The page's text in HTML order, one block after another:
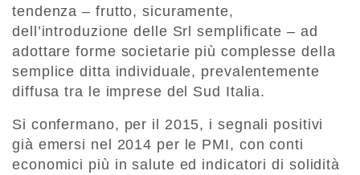
tendenza – frutto, sicuramente,
dell’introduzione delle Srl semplificate – ad
adottare forme societarie più complesse della
semplice ditta individuale, prevalentemente
diffusa tra le imprese del Sud Italia.
Si confermano, per il 2015, i segnali positivi
già emersi nel 2014 per le PMI, con conti
economici più in salute ed indicatori di solidità